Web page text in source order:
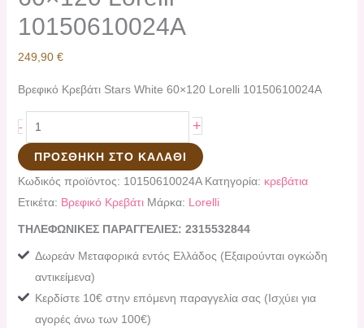
10150610024A
249,90 €
Βρεφικό Κρεβάτι Stars White 60×120 Lorelli 10150610024A
- +
ΠΡΟΣΘΉΚΗ ΣΤΟ ΚΑΛΆΘΙ
Κωδικός προϊόντος: 10150610024A Κατηγορία: κρεβάτια
Ετικέτα: Βρεφικό Κρεβάτι Μάρκα: Lorelli
ΤΗΛΕΦΩΝΙΚΕΣ ΠΑΡΑΓΓΕΛΙΕΣ: 2315532844
Δωρεάν Μεταφορικά εντός Ελλάδος (Εξαιρούνται ογκώδη
αντικείμενα)
Κερδίστε 10€ στην επόμενη παραγγελία σας (Ισχύει για
αγορές άνω των 100€)